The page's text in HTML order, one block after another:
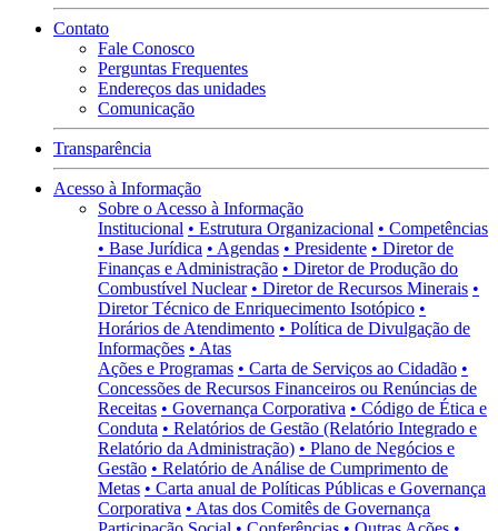
Contato
Fale Conosco
Perguntas Frequentes
Endereços das unidades
Comunicação
Transparência
Acesso à Informação
Sobre o Acesso à Informação
Institucional • Estrutura Organizacional • Competências
• Base Jurídica • Agendas • Presidente • Diretor de
Finanças e Administração • Diretor de Produção do
Combustível Nuclear • Diretor de Recursos Minerais •
Diretor Técnico de Enriquecimento Isotópico •
Horários de Atendimento • Política de Divulgação de
Informações • Atas
Ações e Programas • Carta de Serviços ao Cidadão •
Concessões de Recursos Financeiros ou Renúncias de
Receitas • Governança Corporativa • Código de Ética e
Conduta • Relatórios de Gestão (Relatório Integrado e
Relatório da Administração) • Plano de Negócios e
Gestão • Relatório de Análise de Cumprimento de
Metas • Carta anual de Políticas Públicas e Governança
Corporativa • Atas dos Comitês de Governança